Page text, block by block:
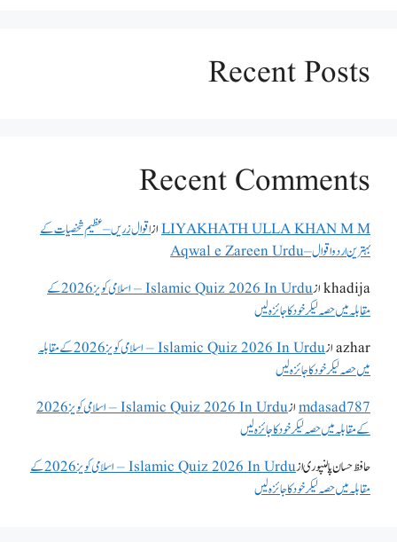
Recent Posts
Recent Comments
LIYAKHATH ULLA KHAN M Mازاقوال زریں – عظیم شخصیات کے
بہترین اردو اقوال – Aqwal e Zareen Urdu
khadijaاز
Islamic Quiz 2026 In Urdu – اسلامی کویز 2026 کے
مقابلہ میں حصہ لیکر خود کا جائزہ لیں
azharاز
Islamic Quiz 2026 In Urdu – اسلامی کویز 2026 کے مقابلہ
میں حصہ لیکر خود کا جائزہ لیں
mdasad787از
Islamic Quiz 2026 In Urdu – اسلامی کویز 2026
کے مقابلہ میں حصہ لیکر خود کا جائزہ لیں
حافظ حسان پالنپوریاز
Islamic Quiz 2026 In Urdu – اسلامی کویز 2026 کے
مقابلہ میں حصہ لیکر خود کا جائزہ لیں